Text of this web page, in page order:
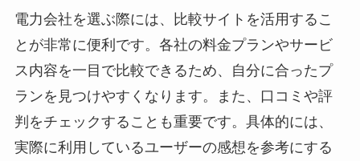
電力会社を選ぶ際には、比較サイトを活用するこ
とが非常に便利です。各社の料金プランやサービ
ス内容を一目で比較できるため、自分に合ったプ
ランを見つけやすくなります。また、口コミや評
判をチェックすることも重要です。具体的には、
実際に利用しているユーザーの感想を参考にする